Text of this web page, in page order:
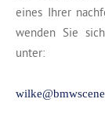
eines Ihrer
wenden Sie
unter: